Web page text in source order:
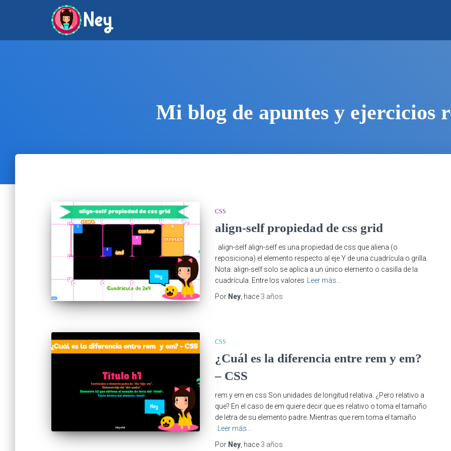
Mi blog de apuntes y ejercicios
CSS
align-self propiedad de css grid
align-self align-self es una propiedad de css que aliena (o
reposiciona) el elemento respecto al eje Y de una cuadrícula o grilla.
Nota: align-self solo se aplica a un único elemento o casilla de la
cuadrícula. Entre los valores
Leer más…
Por Ney , hace 3 años
CSS
¿Cuál es la diferencia entre rem y em?
– CSS
rem y em en css Son unidades de longitud relativa. ¿Pero relativo a
que? En el caso de em quiere decir que es relativo o toma el tamaño
de letra de su elemento padre. Mientras que rem toma el tamaño
Leer más…
Por Ney , hace 3 años